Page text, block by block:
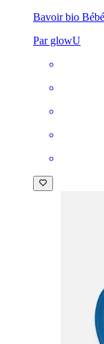
Bavoir bio Bébé
Par glowU